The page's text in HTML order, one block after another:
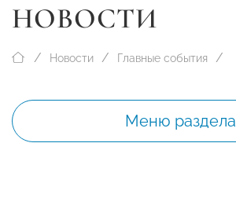
НОВОСТИ
Новости Главные события
Меню раздела